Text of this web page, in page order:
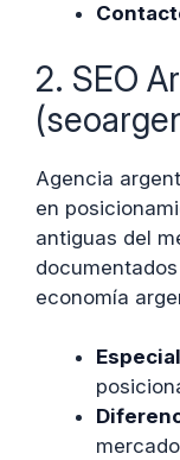
2. SEO
Agencia
en
antiguas del
economía